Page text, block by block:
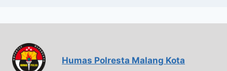
Humas Polresta Malang Kota